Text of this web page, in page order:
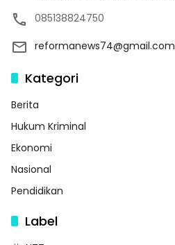
085138824750
reformanews74@gmail.com
Kategori
Berita
Hukum Kriminal
Ekonomi
Nasional
Pendidikan
Label